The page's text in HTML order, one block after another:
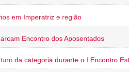
em Imperatriz e região
Encontro dos Aposentados
da categoria durante o I Encontro